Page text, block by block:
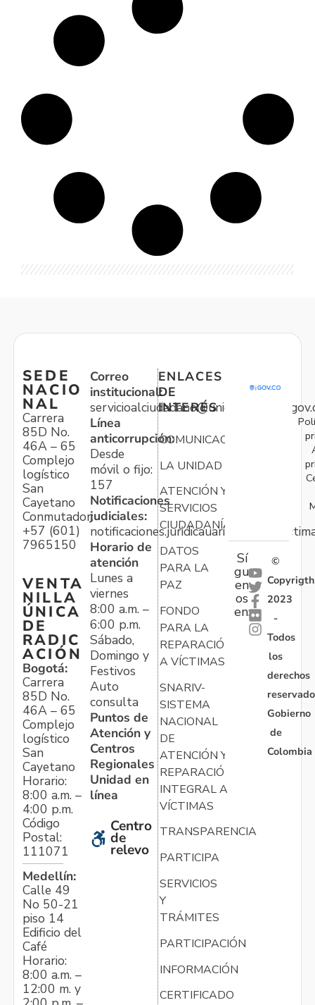
SEDE
NACIO
NAL
Carrera
85D No.
46A – 65
Complejo
logístico
San
Cayetano
Conmutador:
+57 (601)
7965150
VENTA
NILLA
ÚNICA
DE
RADIC
ACIÓN
Bogotá:
Carrera
85D No.
46A – 65
Complejo
logístico
San
Cayetano
Horario:
8:00 a.m. –
4:00 p.m.
Código
Postal:
111071
Medellín:
Calle 49
No 50-21
piso 14
Edificio del
Café
Horario:
8:00 a.m. –
12:00 m. y
Correo
institucional:
Línea
anticorrupción:
Desde
móvil o fijo:
157
Notificaciones
judiciales:
Horario de
atención
Lunes a
viernes
8:00 a.m. –
6:00 p.m.
Sábado,
Domingo y
Festivos
Auto
consulta
Puntos de
Atención y
Centros
Regionales
Unidad en
línea
Centro
de
relevo
ENLACES
DE
INTERÉS
COMUNICACIONES
LA UNIDAD
ATENCIÓN Y
SERVICIOS
CIUDADANÍA
DATOS
PARA LA
PAZ
FONDO
PARA LA
REPARACIÓN
A VÍCTIMAS
SNARIV-
SISTEMA
NACIONAL
DE
ATENCIÓN Y
REPARACIÓN
INTEGRAL A
VÍCTIMAS
TRANSPARENCIA
PARTICIPA
SERVICIOS
Y
TRÁMITES
PARTICIPACIÓN
INFORMACIÓN
CERTIFICADO
Sí
gu
en
os
en:
©
Copyrigth
2023
-
Todos
los
derechos
Gobierno
de
Colombia